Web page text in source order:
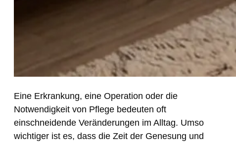
Eine Erkrankung, eine Operation oder die
Notwendigkeit von Pflege bedeuten oft
einschneidende Veränderungen im Alltag. Umso
wichtiger ist es, dass die Zeit der Genesung und